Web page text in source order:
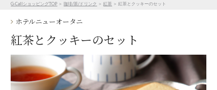
G-CallショッピングTOP ＞珈琲/茶/ドリンク ＞紅茶 ＞ 紅茶とクッキーのセット
ホテルニューオータニ
紅茶とクッキーのセット